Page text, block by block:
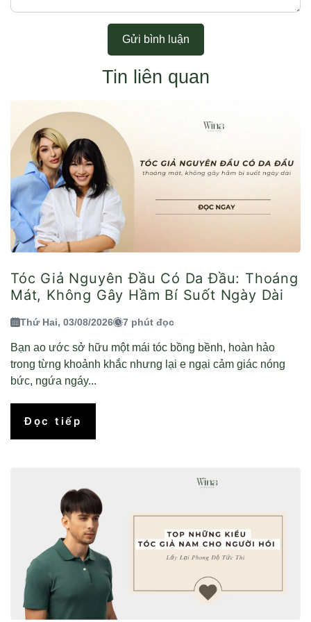
Gửi bình luận
Tin liên quan
Tóc Giả Nguyên Đầu Có Da Đầu: Thoáng
Mát, Không Gây Hầm Bí Suốt Ngày Dài
Thứ Hai, 03/08/2026 7 phút đọc
Bạn ao ước sở hữu một mái tóc bồng bềnh, hoàn hảo
trong từng khoảnh khắc nhưng lại e ngại cảm giác nóng
bức, ngứa ngáy...
Đọc tiếp